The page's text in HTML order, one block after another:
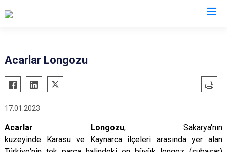
Akyazı
Ferizli
Geyve
Hendek
Karapürçek
Taraklı
Adapazarı
Acarlar Longozu
17.01.2023
Acarlar Longozu, Sakarya'nın
kuzeyinde Karasuve Kaynarcailçeleri arasında yer alan